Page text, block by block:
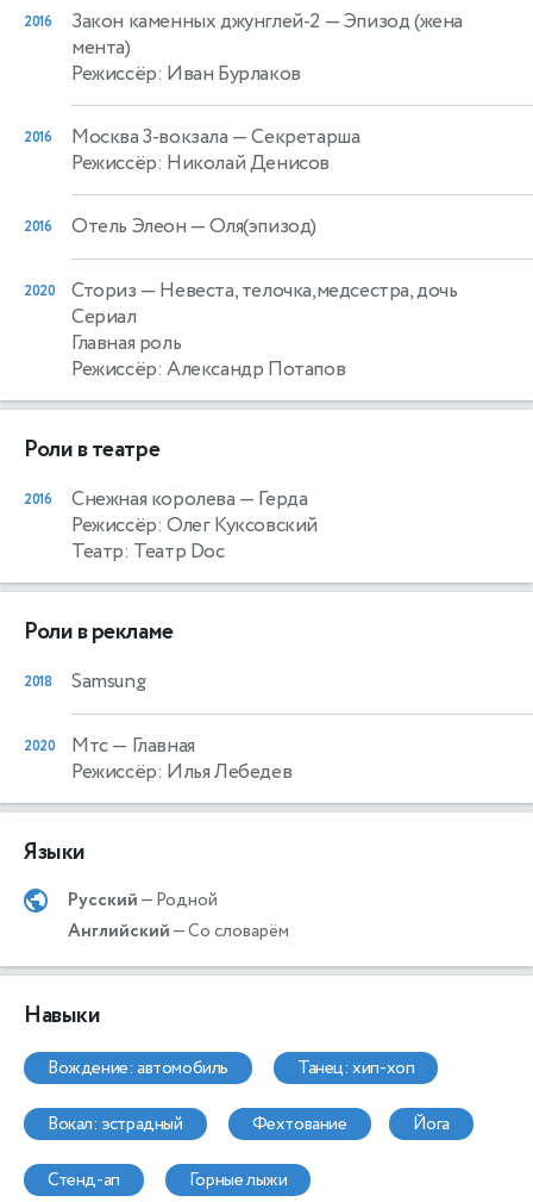
2016 Закон каменных джунглей-2 — Эпизод (жена
мента)
Режиссёр: Иван Бурлаков
2016 Москва 3-вокзала — Секретарша
Режиссёр: Николай Денисов
2016 Отель Элеон — Оля(эпизод)
2020 Сториз — Невеста, телочка,медсестра, дочь
Сериал
Главная роль
Режиссёр: Александр Потапов
Роли в театре
2016 Снежная королева — Герда
Режиссёр: Олег Куксовский
Театр: Театр Doc
Роли в рекламе
2018 Samsung
2020 Мтс— Главная
Режиссёр: Илья Лебедев
Языки
Русский— Родной
Английский— Со словарём
Навыки
вождение: автомобиль танец: хип-хоп
вокал: эстрадный фехтование йога
стенд-ап горные лыжи